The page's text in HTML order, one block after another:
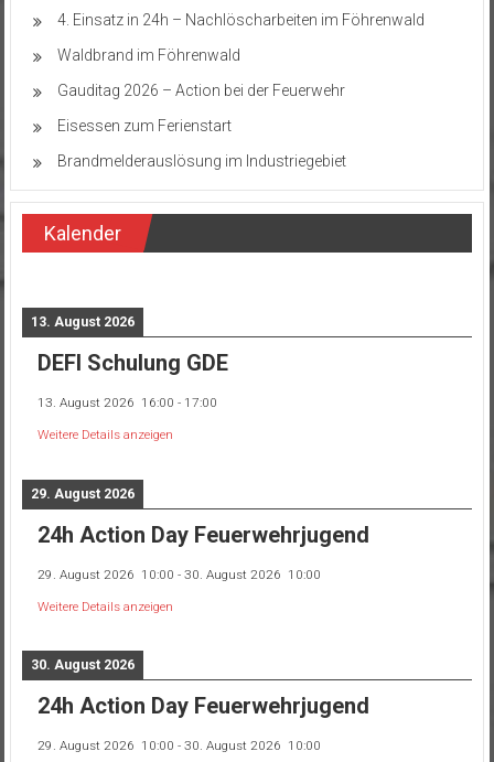
4. Einsatz in 24h – Nachlöscharbeiten im Föhrenwald
Waldbrand im Föhrenwald
Gauditag 2026 – Action bei der Feuerwehr
Eisessen zum Ferienstart
Brandmelderauslösung im Industriegebiet
Kalender
13. August 2026
DEFI Schulung GDE
13. August 2026 16:00 - 17:00
Weitere Details anzeigen
29. August 2026
24h Action Day Feuerwehrjugend
29. August 2026 10:00 - 30. August 2026 10:00
Weitere Details anzeigen
30. August 2026
24h Action Day Feuerwehrjugend
29. August 2026 10:00 - 30. August 2026 10:00